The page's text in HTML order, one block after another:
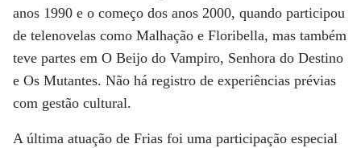
anos 1990 e o começo dos anos 2000, quando participou
de telenovelas como Malhação e Floribella, mas também
teve partes em O Beijo do Vampiro, Senhora do Destino
e Os Mutantes. Não há registro de experiências prévias
com gestão cultural.
A última atuação de Frias foi uma participação especial